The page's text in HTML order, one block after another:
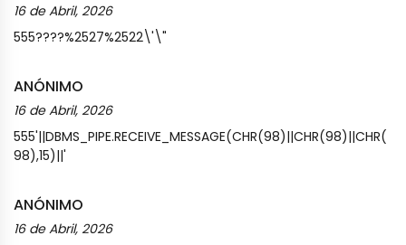
16 de Abril, 2026
555????%2527%2522\'\"
ANÓNIMO
16 de Abril, 2026
555'||DBMS_PIPE.RECEIVE_MESSAGE(CHR(98)||CHR(98)||CHR(
98),15)||'
ANÓNIMO
16 de Abril, 2026